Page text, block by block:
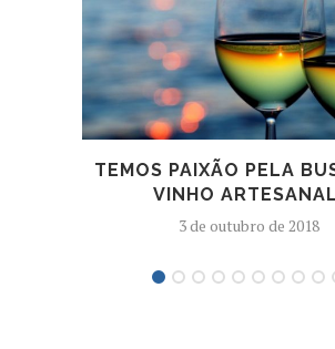
TEMOS PAIXÃO PELA
VINHO
3 de outubro de 2018